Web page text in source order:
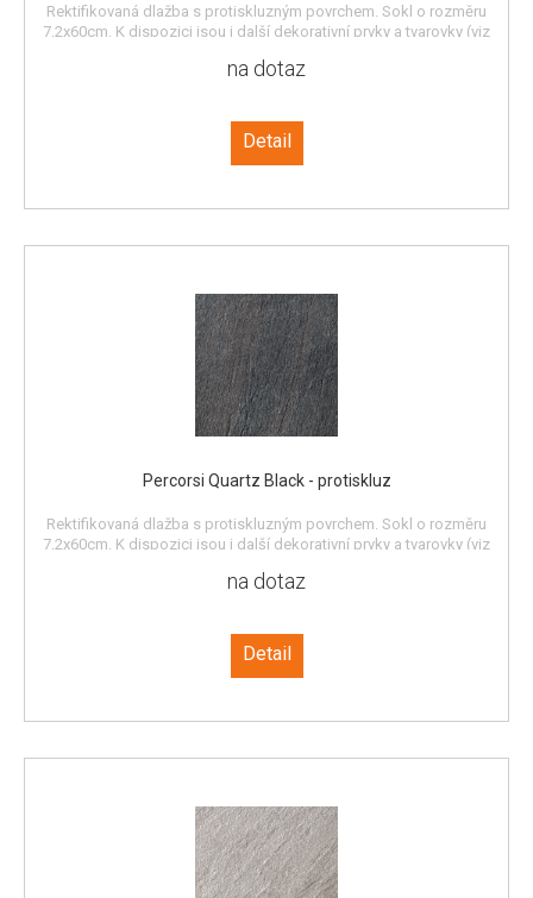
Rektifikovaná dlažba s protiskluzným povrchem. Sokl o rozměru
7,2x60cm. K dispozici jsou i další dekorativní prvky a tvarovky (viz
na dotaz
Detail
Percorsi Quartz Black - protiskluz
Rektifikovaná dlažba s protiskluzným povrchem. Sokl o rozměru
7,2x60cm. K dispozici jsou i další dekorativní prvky a tvarovky (viz
pokládku na sucho (písek, štěrk), na terče a po nalepení na beton i pro
na dotaz
Detail